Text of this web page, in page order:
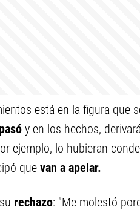
está en la figura que
y en los hechos,
ejemplo, lo hubieran
que van a apelar.
rechazo: "Me molestó